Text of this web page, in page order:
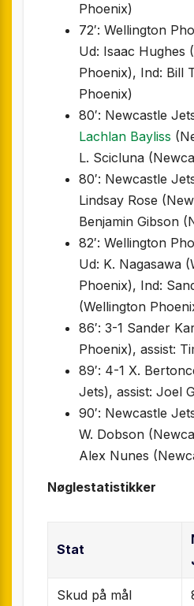
Phoenix)
72′: Wellington
Ud: Isaac Hughes
Phoenix), Ind: Bill
Phoenix)
80′: Newcastle
Lachlan Bayliss
L. Scicluna
80′: Newcastle
Lindsay Rose
Benjamin Gibson
82′: Wellington
Ud: K. Nagasawa
Phoenix), Ind:
(Wellington
86′: 3-1 Sander
Phoenix), assist:
89′: 4-1 X.
Jets), assist: Joel
90′: Newcastle
W. Dobson
Alex Nunes
Nøglestatistikker
Stat
Skud på mål